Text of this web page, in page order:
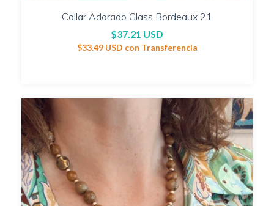
Collar Adorado Glass Bordeaux 21
$37.21 USD
$33.49 USD con Transferencia